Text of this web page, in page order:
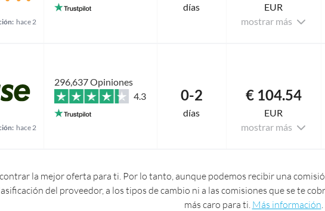
hace 2
días
EUR
mostrar más
hace 2
296,637 Opiniones
4.3
0-2
días
€ 104.54
EUR
mostrar más
la mejor oferta para ti. Por lo tanto, aunque podemos recibir una
del proveedor, a los tipos de cambio ni a las comisiones que se te
más caro para ti. Más información